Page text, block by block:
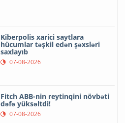
Kiberpolis xarici saytlara
hücumlar təşkil edən şəxsləri
saxlayıb
07-08-2026
Fitch ABB-nin reytinqini növbəti
dəfə yüksəltdi!
07-08-2026